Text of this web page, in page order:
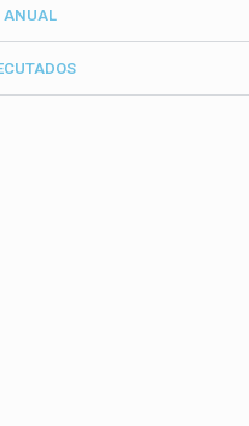
ANUAL